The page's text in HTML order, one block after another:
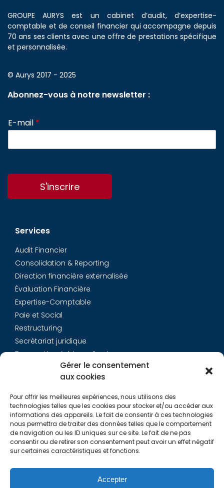
Gérer le consentement
aux cookies
Pour offrir les meilleures expériences, nous utilisons des
technologies telles que les cookies pour stocker et/ou accéder aux
informations des appareils. Le fait de consentir à ces technologies
nous permettra de traiter des données telles que le comportement
de navigation ou les ID uniques sur ce site. Le fait de ne pas
consentir ou de retirer son consentement peut avoir un effet négatif
sur certaines caractéristiques et fonctions.
Accepter
GROUPE AURYS est un cabinet d’audit, d’expertise-
comptable et de conseil financier qui accompagne depuis
70 ans ses clients avec une offre de prestations spécifique
et personnalisée.
© Aurys 2017 - 2025
Abonnez-vous à notre newsletter :
E-mail *
S'inscrire
Services
Audit Financier
Consolidation & Reporting
Direction financière externalisée
Évaluation Financière
Expertise-Comptable
Paie et Social
Restructuring
Secrétariat juridique
Transaction Advisory Services
Équipe
Carrières
Contact
Liens utiles